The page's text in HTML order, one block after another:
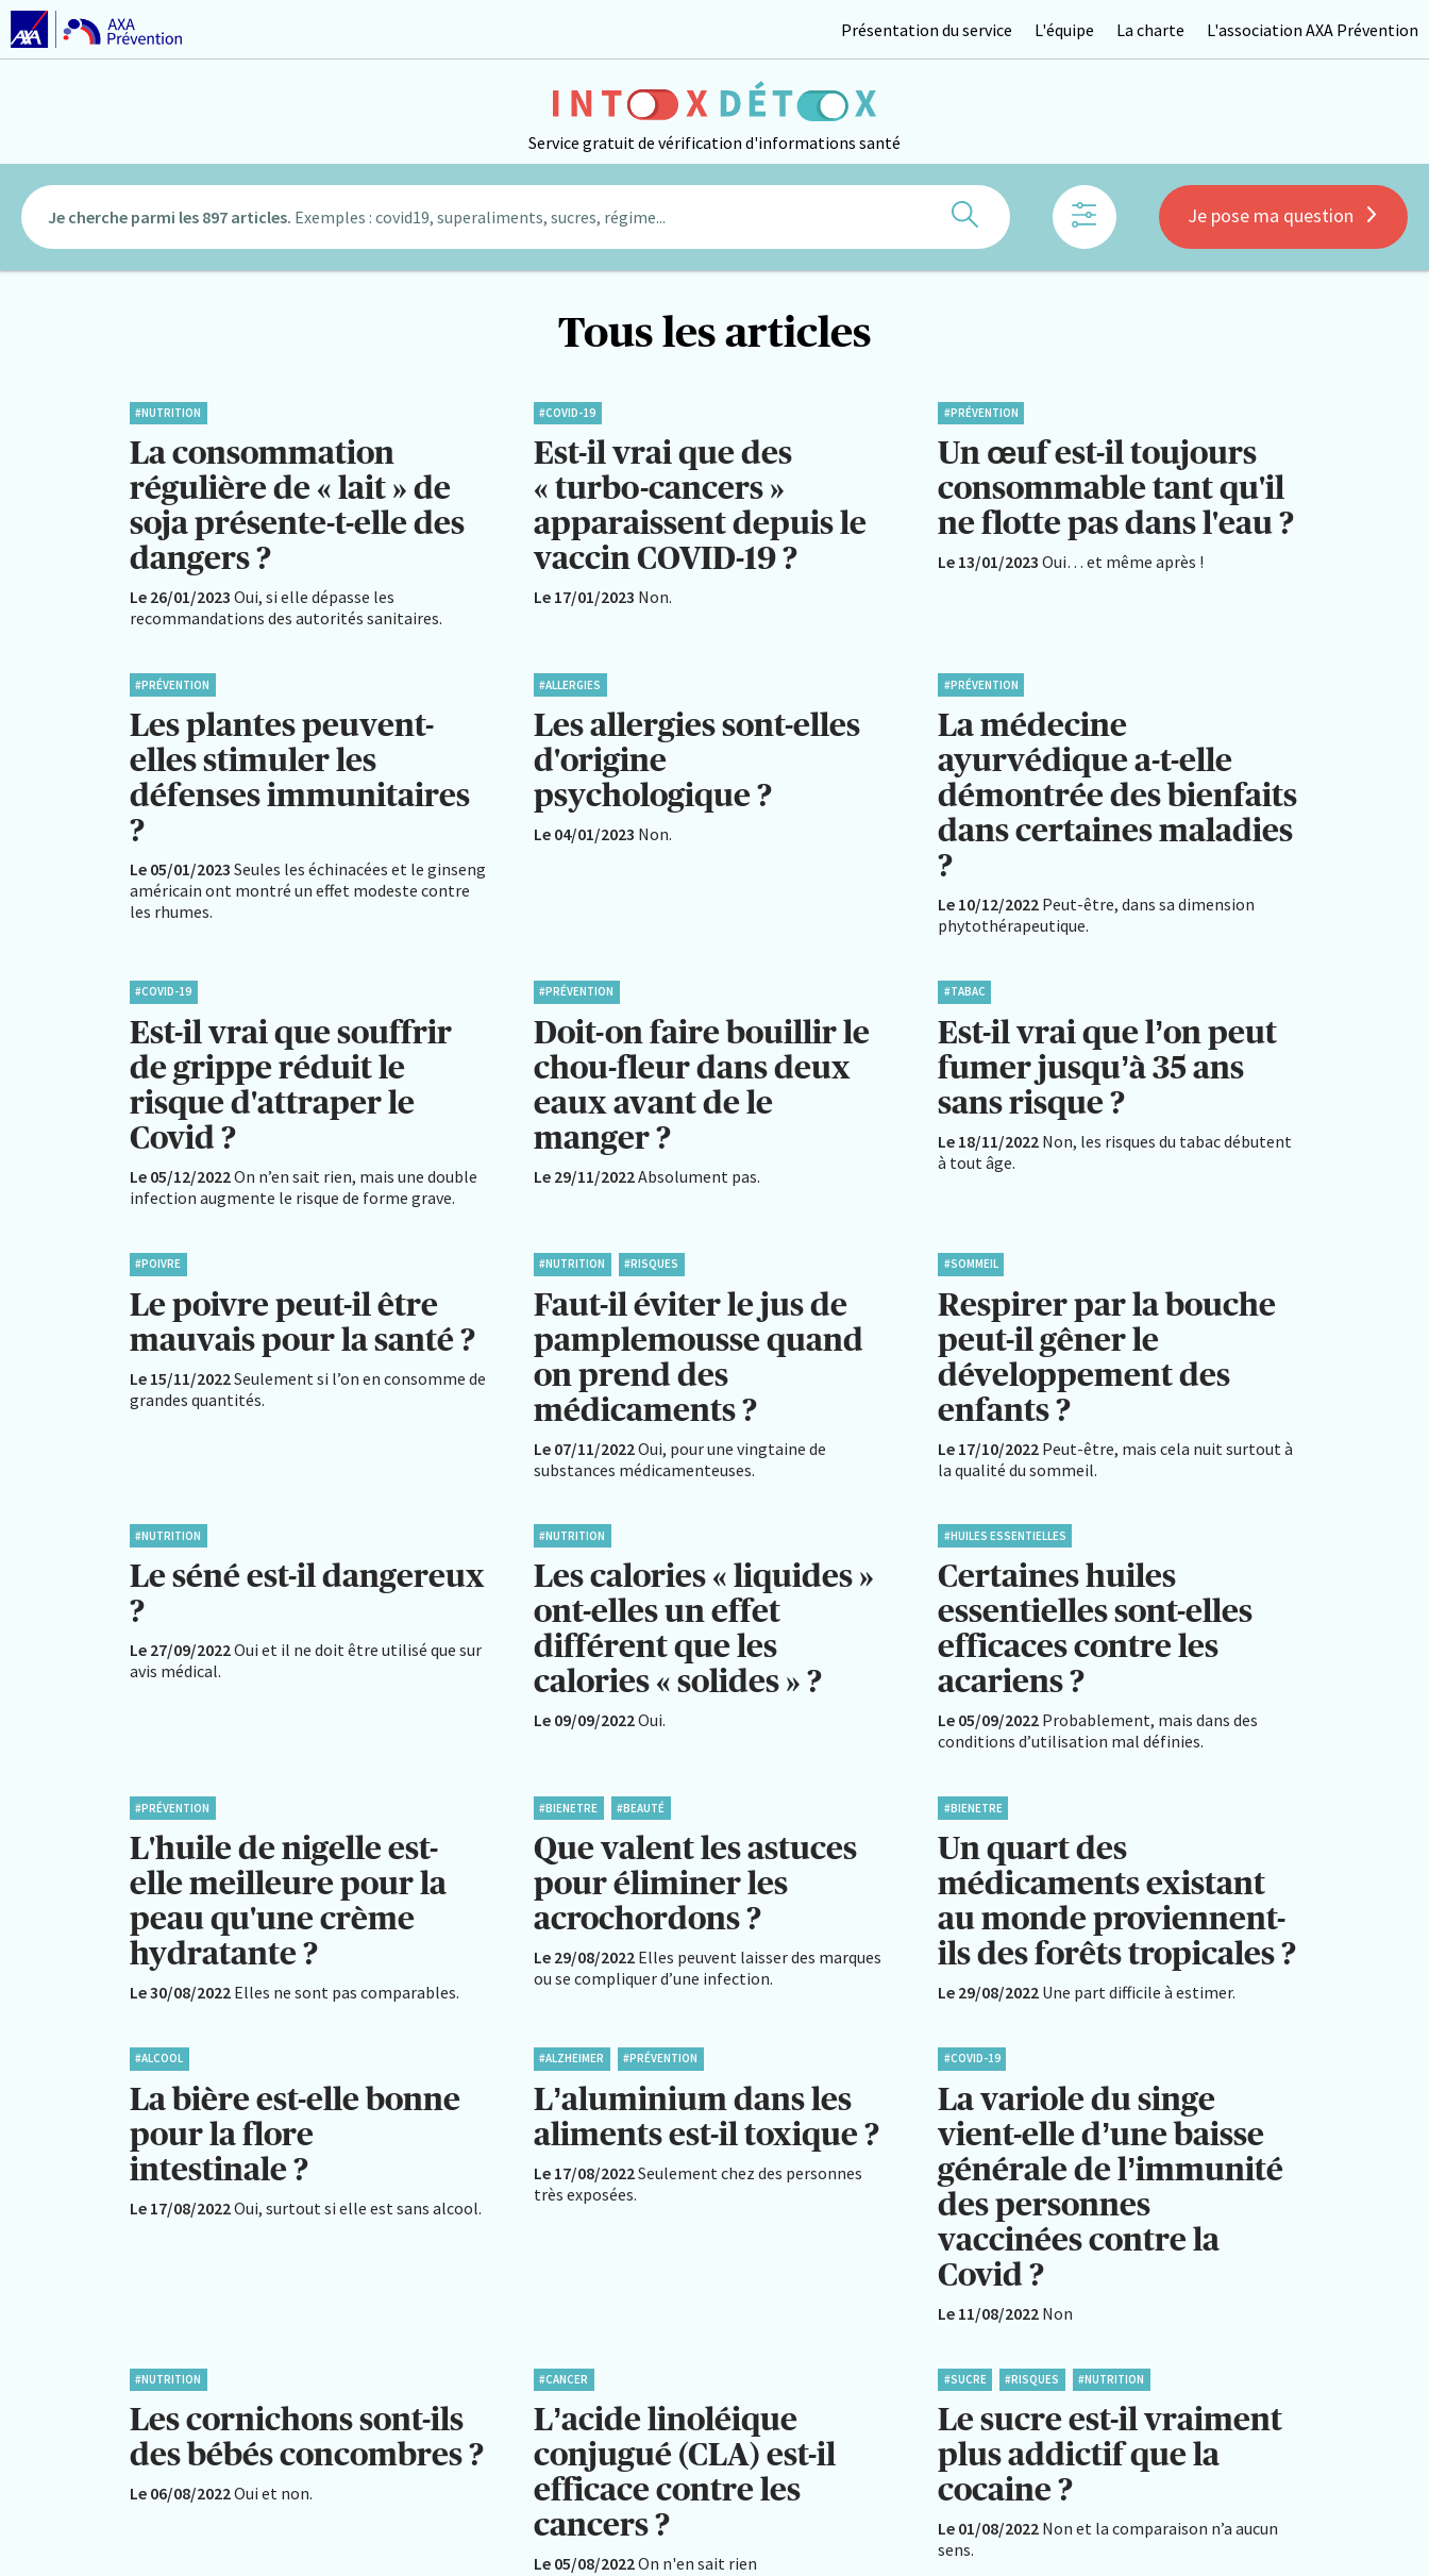
Service gratuit de vérification d'informations santé
Présentation du service L'équipe La charte L'association AXA Prévention
Je cherche parmi les 897 articles. Exemples : covid19, superaliments, sucres, régime... Rechercher Je pose ma question
Tous les articles
#NUTRITION
La consommation
régulière de « lait » de
soja présente-t-elle des
dangers ?
Le 26/01/2023 Oui, si elle dépasse les
recommandations des autorités sanitaires.
#COVID-19
Est-il vrai que des
« turbo-cancers »
apparaissent depuis le
vaccin COVID-19 ?
Le 17/01/2023 Non.
#PRÉVENTION
Un œuf est-il toujours
consommable tant qu'il
ne flotte pas dans l'eau ?
Le 13/01/2023 Oui… et même après !
#PRÉVENTION
Les plantes peuvent-
elles stimuler les
défenses immunitaires
?
Le 05/01/2023 Seules les échinacées et le ginseng
américain ont montré un effet modeste contre
les rhumes.
#ALLERGIES
Les allergies sont-elles
d'origine
psychologique ?
Le 04/01/2023 Non.
#PRÉVENTION
La médecine
ayurvédique a-t-elle
démontrée des bienfaits
dans certaines maladies
?
Le 10/12/2022 Peut-être, dans sa dimension
phytothérapeutique.
#COVID-19
Est-il vrai que souffrir
de grippe réduit le
risque d'attraper le
Covid ?
Le 05/12/2022On n’en sait rien, mais une double
infection augmente le risque de forme grave.
#PRÉVENTION
Doit-on faire bouillir le
chou-fleur dans deux
eaux avant de le
manger ?
Le 29/11/2022Absolument pas.
#TABAC
Est-il vrai que l’on peut
fumer jusqu’à 35 ans
sans risque ?
Le 18/11/2022 Non, les risques du tabac débutent
à tout âge.
#POIVRE
Le poivre peut-il être
mauvais pour la santé ?
Le 15/11/2022Seulement si l’on en consomme de
grandes quantités.
#NUTRITION #RISQUES
Faut-il éviter le jus de
pamplemousse quand
on prend des
médicaments ?
Le 07/11/2022Oui, pour une vingtaine de
substances médicamenteuses.
#SOMMEIL
Respirer par la bouche
peut-il gêner le
développement des
enfants ?
Le 17/10/2022 Peut-être, mais cela nuit surtout à
la qualité du sommeil.
#NUTRITION
Le séné est-il dangereux
?
Le 27/09/2022Oui et il ne doit être utilisé que sur
avis médical.
#NUTRITION
Les calories « liquides »
ont-elles un effet
différent que les
calories « solides » ?
Le 09/09/2022Oui.
#HUILES ESSENTIELLES
Certaines huiles
essentielles sont-elles
efficaces contre les
acariens ?
Le 05/09/2022 Probablement, mais dans des
conditions d’utilisation mal définies.
#PRÉVENTION
L'huile de nigelle est-
elle meilleure pour la
peau qu'une crème
hydratante ?
Le 30/08/2022 Elles ne sont pas comparables.
#BIENETRE #BEAUTÉ
Que valent les astuces
pour éliminer les
acrochordons ?
Le 29/08/2022 Elles peuvent laisser des marques
ou se compliquer d’une infection.
#BIENETRE
Un quart des
médicaments existant
au monde proviennent-
ils des forêts tropicales ?
Le 29/08/2022 Une part difficile à estimer.
#ALCOOL
La bière est-elle bonne
pour la flore
intestinale ?
Le 17/08/2022Oui, surtout si elle est sans alcool.
#ALZHEIMER #PRÉVENTION
L’aluminium dans les
aliments est-il toxique ?
Le 17/08/2022Seulement chez des personnes
très exposées.
#COVID-19
La variole du singe
vient-elle d’une baisse
générale de l’immunité
des personnes
vaccinées contre la
Covid ?
Le 11/08/2022 Non
#NUTRITION
Les cornichons sont-ils
des bébés concombres ?
Le 06/08/2022Oui et non.
#CANCER
L’acide linoléique
conjugué (CLA) est-il
efficace contre les
cancers ?
Le 05/08/2022On n'en sait rien
#SUCRE #RISQUES #NUTRITION
Le sucre est-il vraiment
plus addictif que la
cocaine ?
Le 01/08/2022 Non et la comparaison n’a aucun
sens.